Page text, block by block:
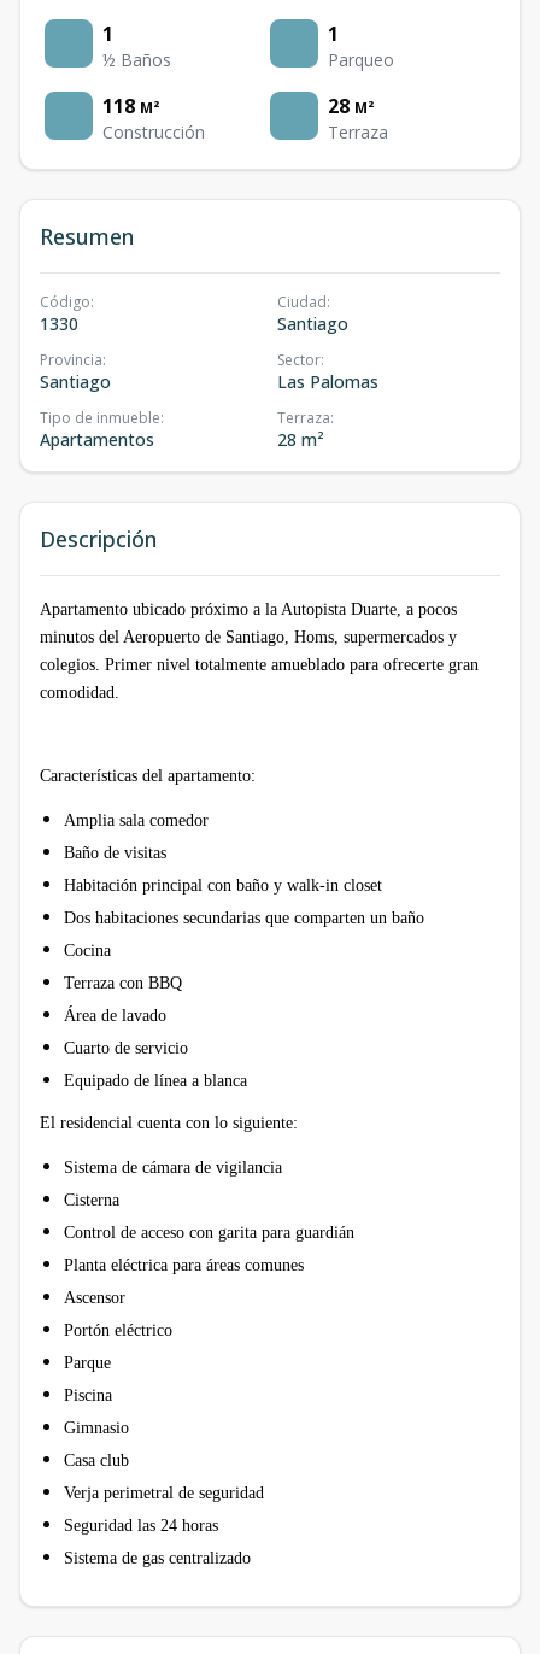
1
½ Baños
1
Parqueo
118 M²
Construcción
28 M²
Terraza
Resumen
Código:
1330
Ciudad:
Santiago
Provincia:
Santiago
Sector:
Las Palomas
Tipo de inmueble:
Apartamentos
Terraza:
28 m²
Descripción
Apartamento ubicado próximo a la Autopista Duarte, a pocos
minutos del Aeropuerto de Santiago, Homs, supermercados y
colegios. Primer nivel totalmente amueblado para ofrecerte gran
comodidad.
Características del apartamento:
Amplia sala comedor
Baño de visitas
Habitación principal con baño y walk-in closet
Dos habitaciones secundarias que comparten un baño
Cocina
Terraza con BBQ
Área de lavado
Cuarto de servicio
Equipado de línea a blanca
El residencial cuenta con lo siguiente:
Sistema de cámara de vigilancia
Cisterna
Control de acceso con garita para guardián
Planta eléctrica para áreas comunes
Ascensor
Portón eléctrico
Parque
Piscina
Gimnasio
Casa club
Verja perimetral de seguridad
Seguridad las 24 horas
Sistema de gas centralizado